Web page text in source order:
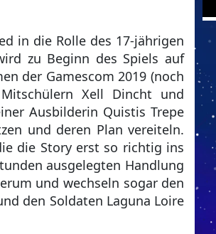
in die Rolle des 17-jährigen
zu Beginn des Spiels auf
der Gamescom 2019 (noch
Xell Dincht und
Ausbilderin Quistis Trepe
und deren Plan vereiteln.
die Story erst so richtig ins
ausgelegten Handlung
und wechseln sogar den
den Soldaten Laguna Loire